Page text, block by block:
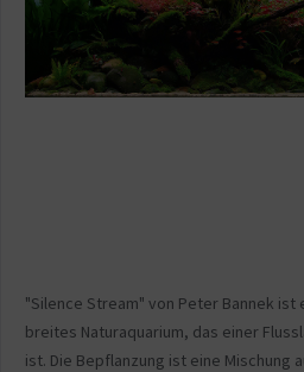
"Silence Stream" von Peter Bannek ist
breites Naturaquarium, das einer
ist. Die Bepflanzung ist eine Mischung